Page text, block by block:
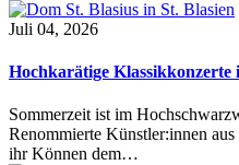
Juli 04, 2026
Hochkarätige Klassikkonzerte
Sommerzeit ist im
Renommierte Künstler:innen
ihr Können dem…